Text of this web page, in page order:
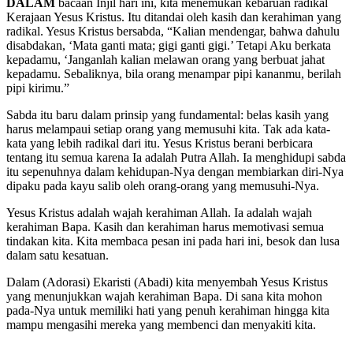
Kerajaan Yesus Kristus. Itu ditandai oleh kasih dan kerahiman yang
radikal. Yesus Kristus bersabda, “Kalian mendengar, bahwa dahulu
disabdakan, ‘Mata ganti mata; gigi ganti gigi.’ Tetapi Aku berkata
kepadamu, ‘Janganlah kalian melawan orang yang berbuat jahat
kepadamu. Sebaliknya, bila orang menampar pipi kananmu, berilah
pipi kirimu.”
Sabda itu baru dalam prinsip yang fundamental: belas kasih yang
harus melampaui setiap orang yang memusuhi kita. Tak ada kata-
kata yang lebih radikal dari itu. Yesus Kristus berani berbicara
tentang itu semua karena Ia adalah Putra Allah. Ia menghidupi sabda
itu sepenuhnya dalam kehidupan-Nya dengan membiarkan diri-Nya
dipaku pada kayu salib oleh orang-orang yang memusuhi-Nya.
Yesus Kristus adalah wajah kerahiman Allah. Ia adalah wajah
kerahiman Bapa. Kasih dan kerahiman harus memotivasi semua
tindakan kita. Kita membaca pesan ini pada hari ini, besok dan lusa
dalam satu kesatuan.
Dalam (Adorasi) Ekaristi (Abadi) kita menyembah Yesus Kristus
yang menunjukkan wajah kerahiman Bapa. Di sana kita mohon
pada-Nya untuk memiliki hati yang penuh kerahiman hingga kita
mampu mengasihi mereka yang membenci dan menyakiti kita.